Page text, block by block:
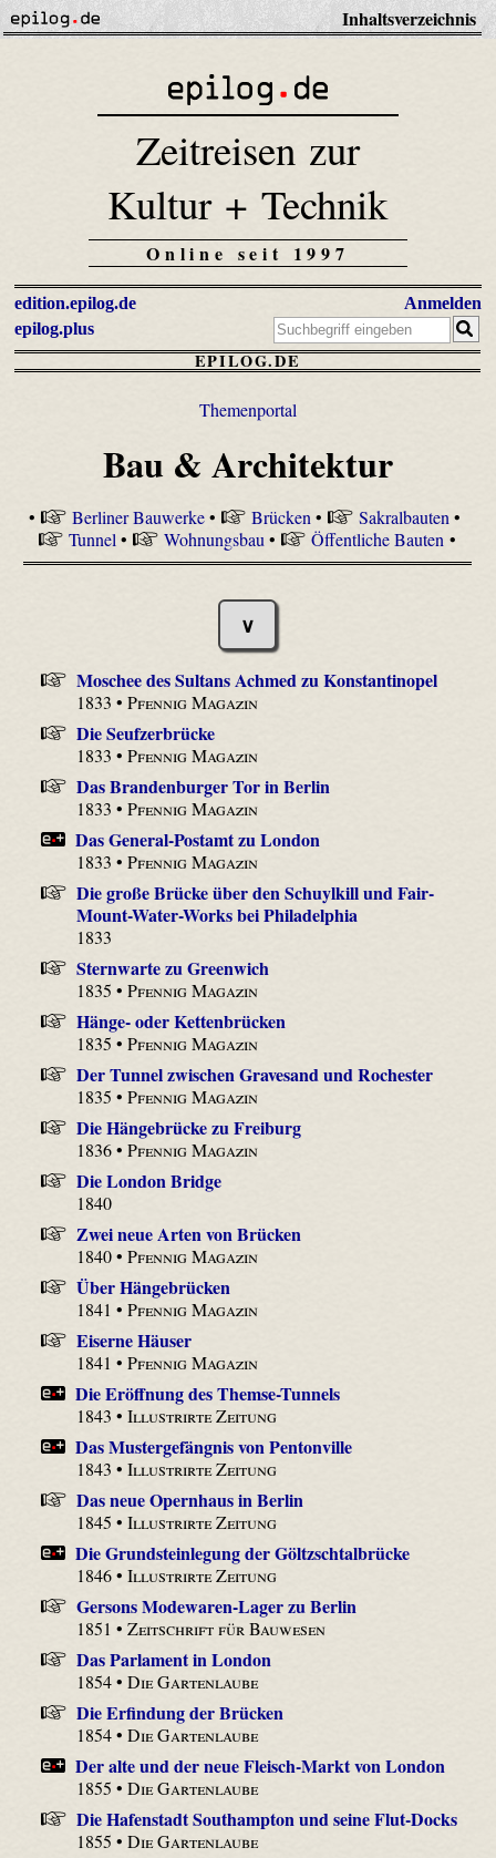
Inhaltsverzeichnis
Zeitreisen zur
Kultur + Technik
Online seit 1997
edition.epilog.de
epilog.plus
Anmelden
EPILOG.DE
Themenportal
Bau & Architektur
• Berliner Bauwerke• Brücken • Sakralbauten •
Tunnel • Wohnungsbau • Öffentliche Bauten •
∨
Moschee des Sultans Achmed zu Konstantinopel
1833 •Pfennig Magazin
Die Seufzerbrücke
1833 •Pfennig Magazin
Das Brandenburger Tor in Berlin
1833 •Pfennig Magazin
Das General-Postamt zu London
1833 •Pfennig Magazin
Die große Brücke über den Schuylkill und Fair-
Mount-Water-Works bei Philadelphia
1833
Sternwarte zu Greenwich
1835 •Pfennig Magazin
Hänge- oder Kettenbrücken
1835 •Pfennig Magazin
Der Tunnel zwischen Gravesand und Rochester
1835 •Pfennig Magazin
Die Hängebrücke zu Freiburg
1836 •Pfennig Magazin
Die London Bridge
1840
Zwei neue Arten von Brücken
1840 •Pfennig Magazin
Über Hängebrücken
1841 •Pfennig Magazin
Eiserne Häuser
1841 •Pfennig Magazin
Die Eröffnung des Themse-Tunnels
1843 •Illustrirte Zeitung
Das Mustergefängnis von Pentonville
1843 •Illustrirte Zeitung
Das neue Opernhaus in Berlin
1845 •Illustrirte Zeitung
Die Grundsteinlegung der Göltzschtalbrücke
1846 •Illustrirte Zeitung
Gersons Modewaren-Lager zu Berlin
1851 •Zeitschrift für Bauwesen
Das Parlament in London
1854 •Die Gartenlaube
Die Erfindung der Brücken
1854 •Die Gartenlaube
Der alte und der neue Fleisch-Markt von London
1855 •Die Gartenlaube
Die Hafenstadt Southampton und seine Flut-Docks
1855 •Die Gartenlaube